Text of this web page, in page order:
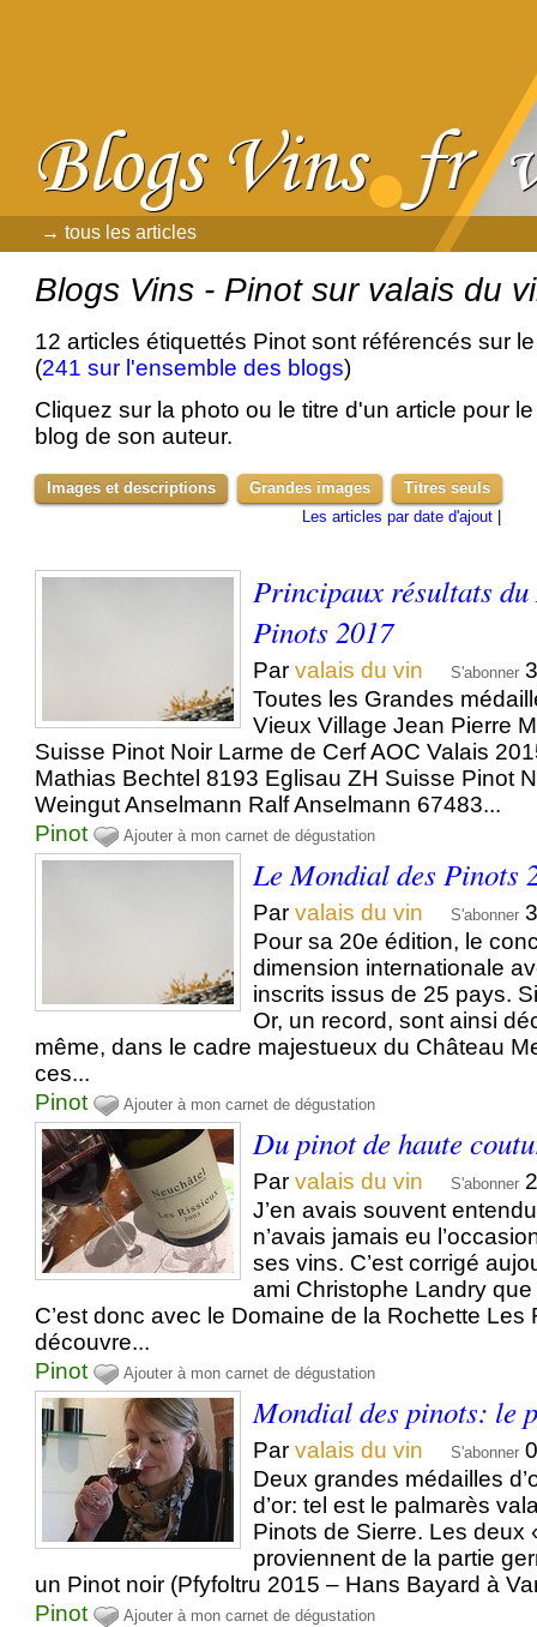
→ tous les articles
Blogs Vins - Pinot sur valais du
12 articles étiquettés Pinot sont référencés sur
(241 sur l'ensemble des blogs)
Cliquez sur la photo ou le titre d'un article pour
blog de son auteur.
Images et descriptions Grandes images
Titres seuls
Les articles par date d'ajout
Principaux résultats
Pinots 2017
Parvalais du vin S'abonner
Toutes les Grandes
Vieux Village Jean Pierre
Suisse Pinot Noir Larme de Cerf AOC Valais
Mathias Bechtel 8193 Eglisau ZH Suisse Pinot
Weingut Anselmann Ralf Anselmann 67483...
Pinot
Ajouter à mon carnet de dégustation
Le Mondial des Pinots
Parvalais du vin S'abonner
Pour sa 20e édition, le
dimension internationale
inscrits issus de 25 pays.
Or, un record, sont ainsi
même, dans le cadre majestueux du Château
ces...
Pinot
Ajouter à mon carnet de dégustation
Du pinot de haute
Parvalais du vin S'abonner
J’en avais souvent
n’avais jamais eu
ses vins. C’est corrigé
ami Christophe Landry
C’est donc avec le Domaine de la Rochette
découvre...
Pinot
Ajouter à mon carnet de dégustation
Mondial des pinots: le
Parvalais du vin S'abonner
Deux grandes médailles
d’or: tel est le palmarès
Pinots de Sierre. Les deux
proviennent de la partie
un Pinot noir (Pfyfoltru 2015 – Hans Bayard à
Pinot
Ajouter à mon carnet de dégustation